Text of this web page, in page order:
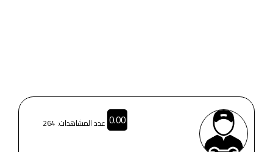
0.00 عدد المشاهدات: 264